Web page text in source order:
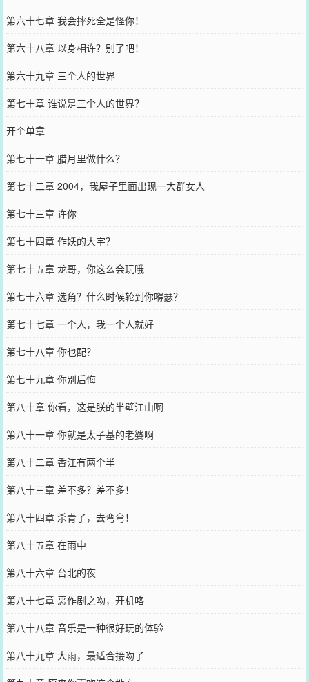
第六十七章 我会摔死全是怪你！
第六十八章 以身相许？别了吧！
第六十九章 三个人的世界
第七十章 谁说是三个人的世界？
开个单章
第七十一章 腊月里做什么？
第七十二章 2004，我屋子里面出现一大群女人
第七十三章 许你
第七十四章 作妖的大宇？
第七十五章 龙哥，你这么会玩哦
第七十六章 选角？什么时候轮到你嘚瑟？
第七十七章 一个人，我一个人就好
第七十八章 你也配？
第七十九章 你别后悔
第八十章 你看，这是朕的半壁江山啊
第八十一章 你就是太子基的老婆啊
第八十二章 香江有两个半
第八十三章 差不多？差不多！
第八十四章 杀青了，去弯弯！
第八十五章 在雨中
第八十六章 台北的夜
第八十七章 恶作剧之吻，开机咯
第八十八章 音乐是一种很好玩的体验
第八十九章 大雨，最适合接吻了